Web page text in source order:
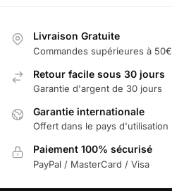
Livraison Gratuite
Commandes supérieures à 50€
Retour facile sous 30 jours
Garantie d'argent de 30 jours
Garantie internationale
Offert dans le pays d'utilisation
Paiement 100% sécurisé
PayPal / MasterCard / Visa